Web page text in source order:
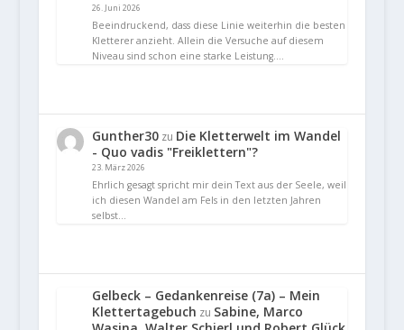
26. Juni 2026
Beeindruckend, dass diese Linie weiterhin die besten
Kletterer anzieht. Allein die Versuche auf diesem
Niveau sind schon eine starke Leistung.…
Gunther30zu Die Kletterwelt im Wandel
- Quo vadis "Freiklettern"?
23. März 2026
Ehrlich gesagt spricht mir dein Text aus der Seele, weil
ich diesen Wandel am Fels in den letzten Jahren
selbst…
Gelbeck – Gedankenreise (7a) – Mein
Klettertagebuch zu Sabine, Marco